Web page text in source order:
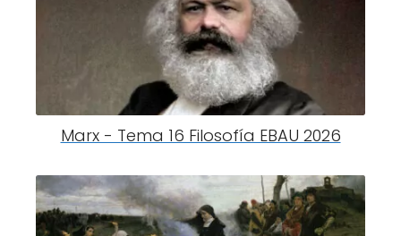
Marx - Tema 16 Filosofía EBAU 2026